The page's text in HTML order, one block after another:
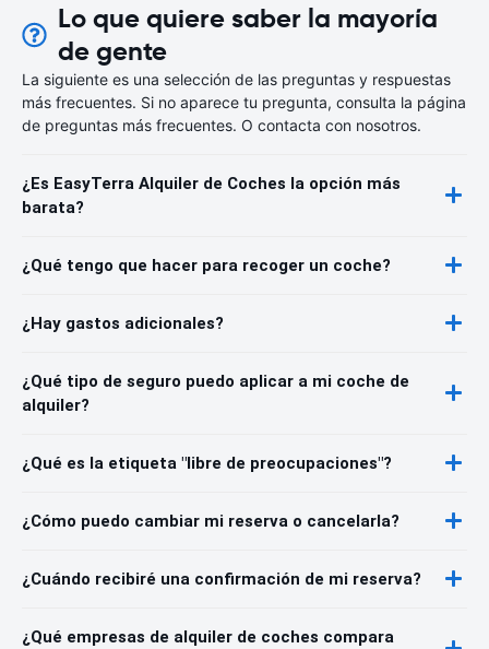
Lo que quiere saber la mayoría
de gente
La siguiente es una selección de las preguntas y respuestas
más frecuentes. Si no aparece tu pregunta, consulta la página
de preguntas más frecuentes. O contacta con nosotros.
¿Es EasyTerra Alquiler de Coches la opción más
barata?
¿Qué tengo que hacer para recoger un coche?
¿Hay gastos adicionales?
¿Qué tipo de seguro puedo aplicar a mi coche de
alquiler?
¿Qué es la etiqueta "libre de preocupaciones"?
¿Cómo puedo cambiar mi reserva o cancelarla?
¿Cuándo recibiré una confirmación de mi reserva?
¿Qué empresas de alquiler de coches compara